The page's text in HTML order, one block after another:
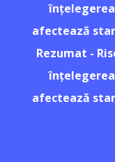
afectează
Rezumat -
afectează